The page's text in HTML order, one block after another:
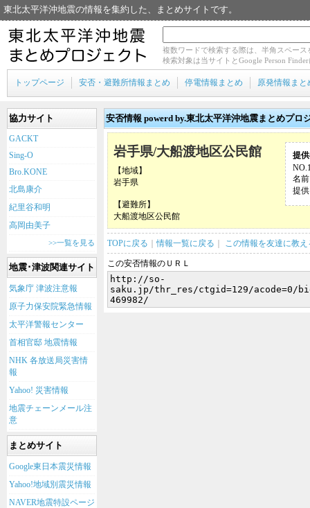
東北太平洋沖地震の情報を集約した、まとめサイトです。
複数ワードで検索する際は、半角スペース
検索対象は当サイトとGoogle Person
トップページ 安否・避難所情報まとめ 停電情報まとめ 原発情報まと
協力サイト
GACKT
Sing-O
Bro.KONE
北島康介
紀里谷和明
高岡由美子
>>一覧を見る
地震･津波関連サイト
気象庁 津波注意報
原子力保安院緊急情報
太平洋警報センター
首相官邸 地震情報
NHK 各放送局災害情
報
Yahoo! 災害情報
地震チェーンメール注
意
まとめサイト
Google東日本震災情報
Yahoo!地域別震災情報
NAVER地震特設ページ
安否情報 powerd by.東北太平洋沖地震まとめプロ
岩手県/大船渡地区公民館
【地域】
岩手県
【避難所】
大船渡地区公民館
提
名
提
TOPに戻る ｜情報一覧に戻る この情報を友達に教え
この安否情報のＵＲＬ